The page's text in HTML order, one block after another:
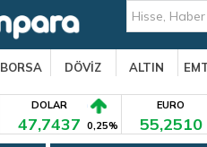
BORSA DÖVİZ ALTIN
DOLAR
47,7437 0,25%
EURO
55,2510